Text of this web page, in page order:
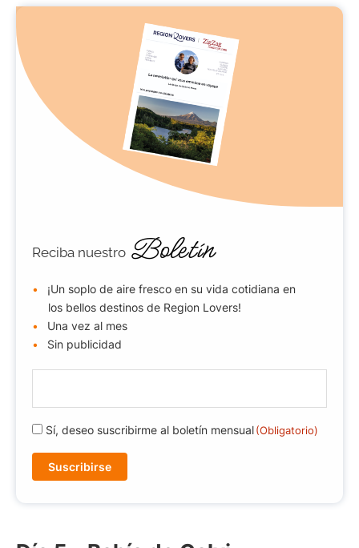
Reciba nuestro Boletín
¡Un soplo de aire fresco en su vida cotidiana en
los bellos destinos de Region Lovers!
Una vez al mes
Sin publicidad
a
i
li
R
D
Sí, deseo suscribirme al boletín mensual(Obligatorio)